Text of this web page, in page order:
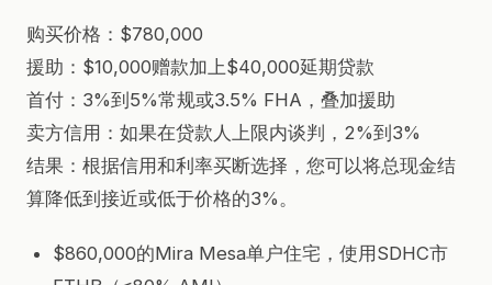
购买价格：$780,000
援助：$10,000赠款加上$40,000延期贷款
首付：3%到5%常规或3.5% FHA，叠加援助
卖方信用：如果在贷款人上限内谈判，2%到3%
结果：根据信用和利率买断选择，您可以将总现金结
算降低到接近或低于价格的3%。
$860,000的Mira Mesa单户住宅，使用SDHC市